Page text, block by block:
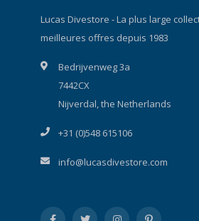
Lucas Divestore - La plus large
meilleures offres depuis 1983
Bedrijvenweg 3a
7442CX
Nijverdal, the Netherlands
+31 (0)548 615106
info@lucasdivestore.com